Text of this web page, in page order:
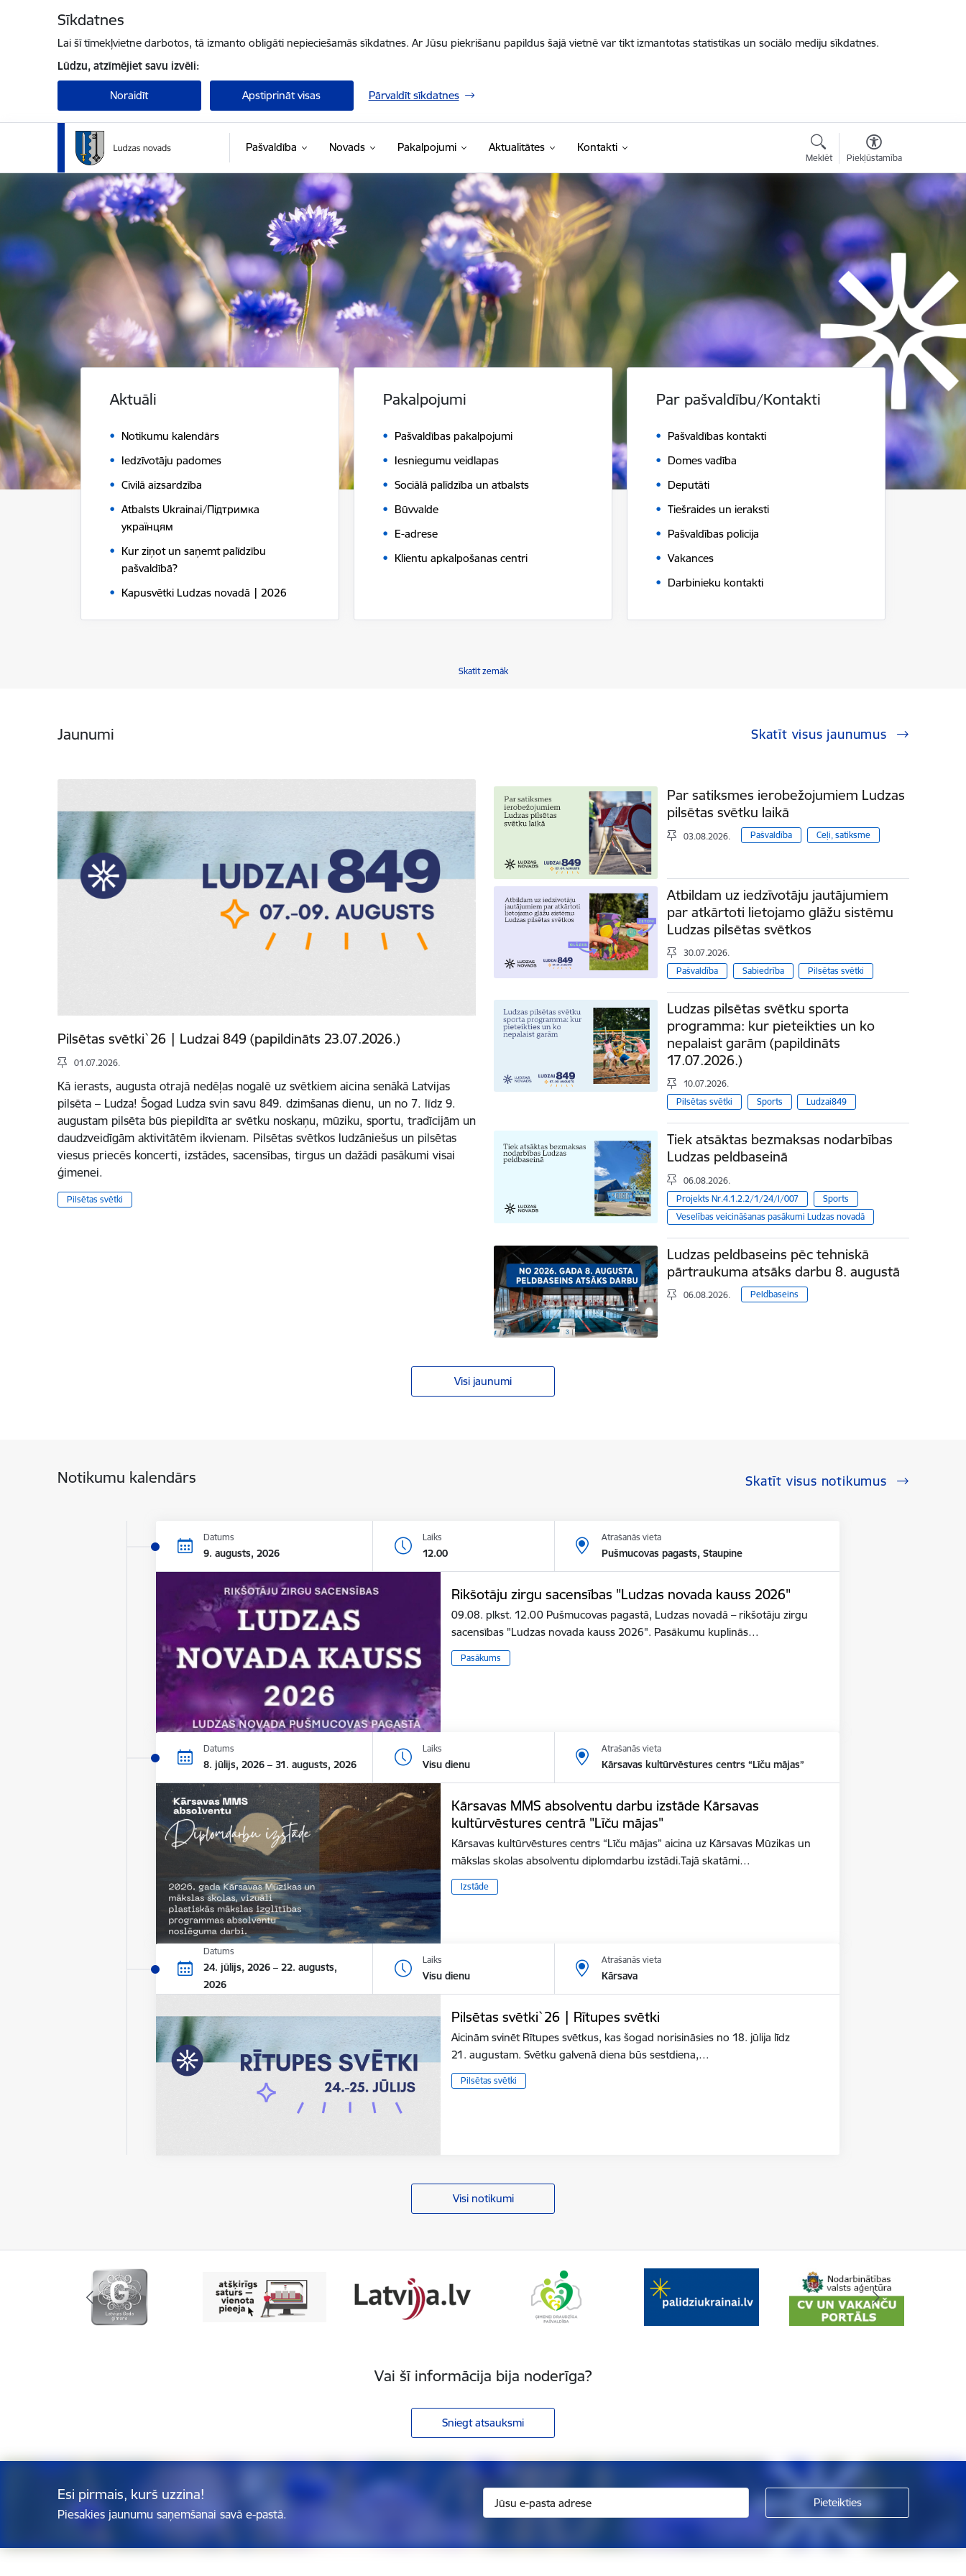
Sīkdatnes
Lai šī tīmekļvietne darbotos, tā izmanto obligāti nepieciešamās sīkdatnes. Ar Jūsu piekrišanu papildus šajā vietnē var tikt izmantotas statistikas un sociālo mediju sīkdatnes.
Lūdzu, atzīmējiet savu izvēli:
Noraidīt Apstiprināt visas Pārvaldīt sīkdatnes
Pašvaldība Novads Pakalpojumi Aktualitātes Kontakti
Meklēt Piekļūstamība
Ludzas novada pašvaldība
Aktuāli
Notikumu kalendārs
Iedzīvotāju padomes
Civilā aizsardzība
Atbalsts Ukrainai/Підтримка
українцям
Kur ziņot un saņemt palīdzību
pašvaldībā?
Kapusvētki Ludzas novadā | 2026
Pakalpojumi
Pašvaldības pakalpojumi
Iesniegumu veidlapas
Sociālā palīdzība un atbalsts
Būvvalde
E-adrese
Klientu apkalpošanas centri
Par pašvaldību/Kontakti
Pašvaldības kontakti
Domes vadība
Deputāti
Tiešraides un ieraksti
Pašvaldības policija
Vakances
Darbinieku kontakti
Skatīt zemāk
Jaunumi Skatīt visus jaunumus
Pilsētas svētki`26 | Ludzai 849 (papildināts 23.07.2026.)
01.07.2026.
Kā ierasts, augusta otrajā nedēļas nogalē uz svētkiem aicina senākā Latvijas
pilsēta – Ludza! Šogad Ludza svin savu 849. dzimšanas dienu, un no 7. līdz 9.
augustam pilsēta būs piepildīta ar svētku noskaņu, mūziku, sportu, tradīcijām un
daudzveidīgām aktivitātēm ikvienam. Pilsētas svētkos ludzāniešus un pilsētas
viesus priecēs koncerti, izstādes, sacensības, tirgus un dažādi pasākumi visai
ģimenei.
Pilsētas svētki
Par satiksmes ierobežojumiem Ludzas
pilsētas svētku laikā
03.08.2026. Pašvaldība Ceļi, satiksme
Atbildam uz iedzīvotāju jautājumiem
par atkārtoti lietojamo glāžu sistēmu
Ludzas pilsētas svētkos
30.07.2026.
Pašvaldība
Sabiedrība Pilsētas svētki
Ludzas pilsētas svētku sporta
programma: kur pieteikties un ko
nepalaist garām (papildināts
17.07.2026.)
10.07.2026.
Pilsētas svētki
Sports Ludzai849
Tiek atsāktas bezmaksas nodarbības
Ludzas peldbaseinā
06.08.2026.
Projekts Nr.4.1.2.2/1/24/I/007
Sports
Veselības veicināšanas pasākumi Ludzas novadā
Ludzas peldbaseins pēc tehniskā
pārtraukuma atsāks darbu 8. augustā
06.08.2026. Peldbaseins
Visi jaunumi
Notikumu kalendārs Skatīt visus notikumus
Datums
9. augusts, 2026
Laiks
12.00
Atrašanās vieta
Pušmucovas pagasts, Staupine
Rikšotāju zirgu sacensības "Ludzas novada kauss 2026"
09.08. plkst. 12.00 Pušmucovas pagastā, Ludzas novadā – rikšotāju zirgu
sacensības "Ludzas novada kauss 2026". Pasākumu kuplinās…
Pasākums
Datums
8. jūlijs, 2026 – 31. augusts, 2026
Laiks
Visu dienu
Atrašanās vieta
Kārsavas kultūrvēstures centrs “Līču mājas”
Kārsavas MMS absolventu darbu izstāde Kārsavas
kultūrvēstures centrā "Līču mājas"
Kārsavas kultūrvēstures centrs “Līču mājas” aicina uz Kārsavas Mūzikas un
mākslas skolas absolventu diplomdarbu izstādi.Tajā skatāmi…
Izstāde
Datums
24. jūlijs, 2026 – 22. augusts,
2026
Laiks
Visu dienu
Atrašanās vieta
Kārsava
Pilsētas svētki`26 | Rītupes svētki
Aicinām svinēt Rītupes svētkus, kas šogad norisināsies no 18. jūlija līdz
21. augustam. Svētku galvenā diena būs sestdiena,…
Pilsētas svētki
Visi notikumi
Vai šī informācija bija noderīga?
Sniegt atsauksmi
Esi pirmais, kurš uzzina!
Piesakies jaunumu saņemšanai savā e-pastā.